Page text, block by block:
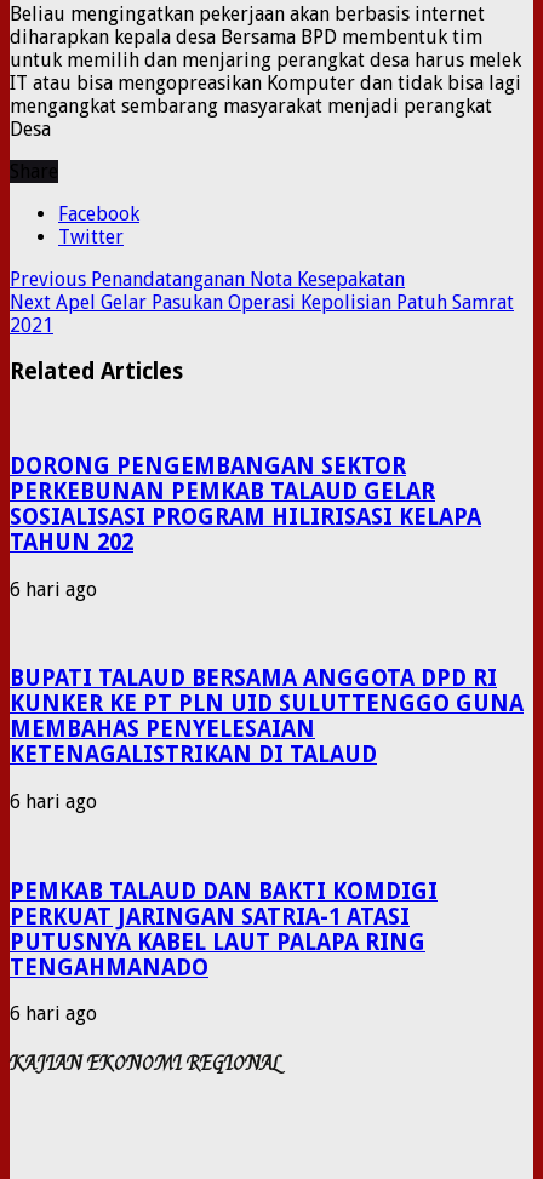
Beliau mengingatkan pekerjaan akan berbasis internet
diharapkan kepala desa Bersama BPD membentuk tim
untuk memilih dan menjaring perangkat desa harus melek
IT atau bisa mengopreasikan Komputer dan tidak bisa lagi
mengangkat sembarang masyarakat menjadi perangkat
Desa
Facebook
Twitter
Previous Penandatanganan Nota Kesepakatan
Next Apel Gelar Pasukan Operasi Kepolisian Patuh Samrat
2021
Related Articles
DORONG PENGEMBANGAN SEKTOR
PERKEBUNAN PEMKAB TALAUD GELAR
SOSIALISASI PROGRAM HILIRISASI KELAPA
TAHUN 202
6 hari ago
BUPATI TALAUD BERSAMA ANGGOTA DPD RI
KUNKER KE PT PLN UID SULUTTENGGO GUNA
MEMBAHAS PENYELESAIAN
KETENAGALISTRIKAN DI TALAUD
6 hari ago
PEMKAB TALAUD DAN BAKTI KOMDIGI
PERKUAT JARINGAN SATRIA-1 ATASI
PUTUSNYA KABEL LAUT PALAPA RING
TENGAHMANADO
6 hari ago
KAJIAN EKONOMI REGIONAL